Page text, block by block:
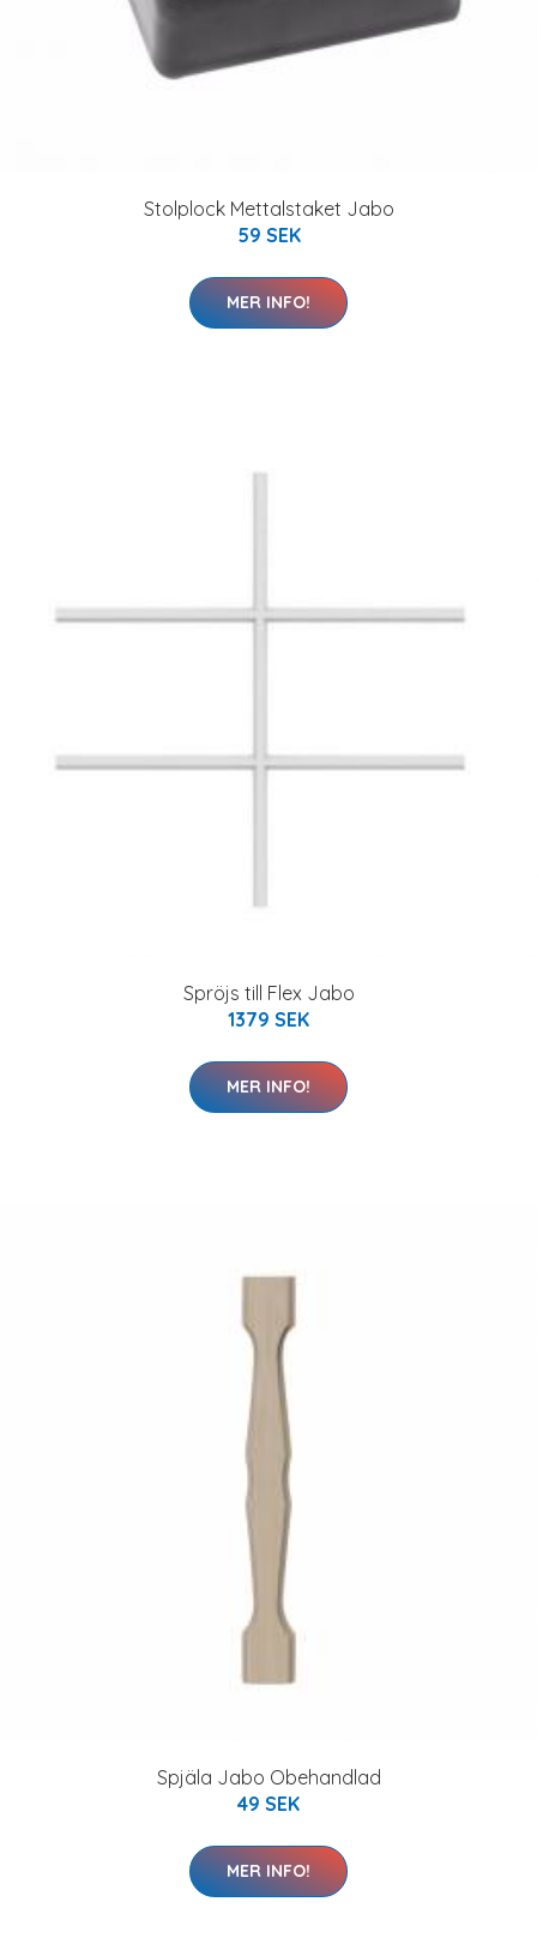
Stolplock Mettalstaket Jabo
59 SEK
MER INFO!
Spröjs till Flex Jabo
1379 SEK
MER INFO!
Spjäla Jabo Obehandlad
49 SEK
MER INFO!